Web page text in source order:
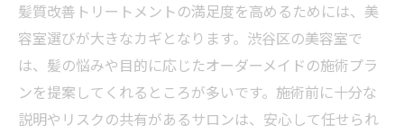
髪質改善トリートメントの満足度を高めるためには、美
容室選びが大きなカギとなります。渋谷区の美容室で
は、髪の悩みや目的に応じたオーダーメイドの施術プラ
ンを提案してくれるところが多いです。施術前に十分な
説明やリスクの共有があるサロンは、安心して任せられ